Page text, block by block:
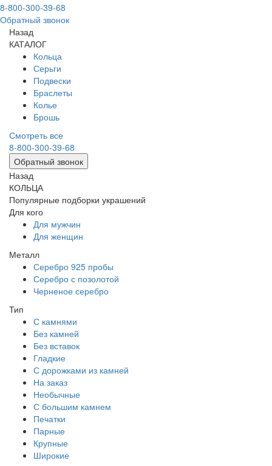
8-800-300-39-68
Обратный звонок
Назад
КАТАЛОГ
Кольца
Серьги
Подвески
Браслеты
Колье
Брошь
Смотреть все
8-800-300-39-68
Обратный звонок
Назад
КОЛЬЦА
Популярные подборки украшений
Для кого
Для мужчин
Для женщин
Металл
Серебро 925 пробы
Серебро с позолотой
Черненое серебро
Тип
С камнями
Без камней
Без вставок
Гладкие
С дорожками из камней
На заказ
Необычные
С большим камнем
Печатки
Парные
Крупные
Широкие